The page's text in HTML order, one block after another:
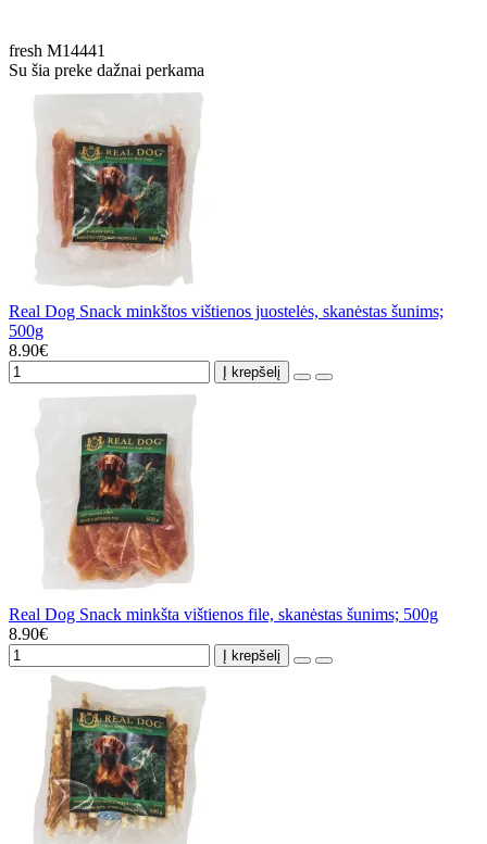
fresh M14441
Su šia preke dažnai perkama
Real Dog Snack minkštos vištienos juostelės, skanėstas šunims;
500g
8.90€
Į krepšelį
Real Dog Snack minkšta vištienos file, skanėstas šunims; 500g
8.90€
Į krepšelį